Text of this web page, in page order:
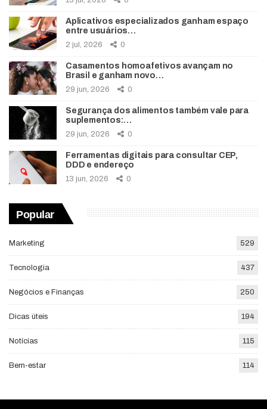
Aplicativos especializados ganham espaço
entre usuários…
2 jul, 2026 0
Casamentos homoafetivos avançam no
Brasil e ganham novo…
29 jun, 2026 0
Segurança dos alimentos também vale para
suplementos:…
29 jun, 2026 0
Ferramentas digitais para consultar CEP,
DDD e endereço
13 jun, 2026 0
Popular
Marketing 529
Tecnologia 437
Negócios e Finanças 250
Dicas úteis 194
Notícias 115
Bem-estar 114